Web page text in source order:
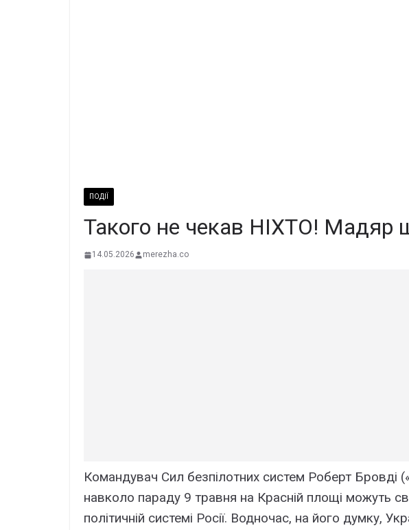
ПОДІЇ
Такого не чекав НІХТО! Мадяр
14.05.2026 merezha.co
Командувач Сил безпілотних систем Роберт Бровді
навколо параду 9 травня на Красній площі можуть
політичній системі Росії. Водночас, на його думку,